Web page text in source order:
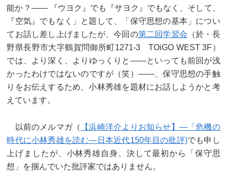
能か？—— 『ウヨク』でも『サヨク』でもなく、そして、
『空気』でもなく」と題して、「保守思想の基本」につい
てお話し差し上げましたが、今回の第二回学習会 （於・長
野県長野市大字鶴賀問御所町1271-3 TOiGO WEST 3F）
では、より深く、よりゆっくりと——といっても前回が浅
かったわけではないのですが（笑）——、保守思想の手触
りをお伝えするため、小林秀雄を題材にお話しようかと考
えています。
以前のメルマガ（
【浜崎洋介よりお知らせ】—「危機の
時代に小林秀雄を読む―日本近代150年目の批評)でも申し
上げましたが、小林秀雄自身、決して最初から「保守思
想」を掴んでいた批評家ではありません。